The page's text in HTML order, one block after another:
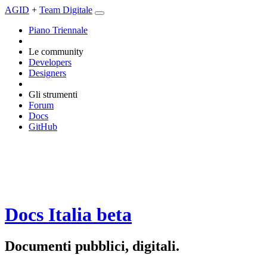
AGID + Team Digitale
Piano Triennale
Le community
Developers
Designers
Gli strumenti
Forum
Docs
GitHub
Docs Italia beta
Documenti pubblici, digitali.